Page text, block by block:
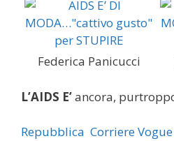
Federica Panicucci
L’AIDS E’ancora,
Repubblica CorriereVogue